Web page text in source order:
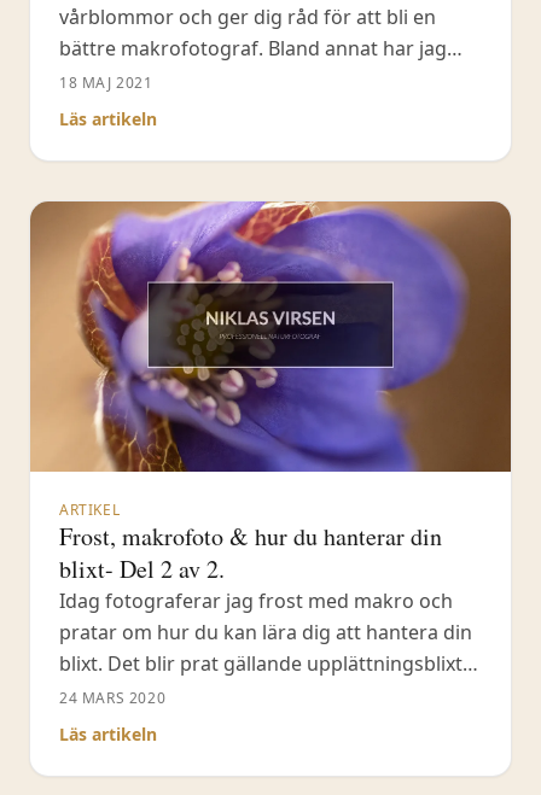
vårblommor och ger dig råd för att bli en
bättre makrofotograf. Bland annat har jag
med mig foliepapper och en ficklampa med
mig ut i fält för att skapa artificiellt ljus när
fotograferar makro
18 MAJ 2021
Läs artikeln
ARTIKEL
Frost, makrofoto & hur du hanterar din
blixt- Del 2 av 2.
Idag fotograferar jag frost med makro och
pratar om hur du kan lära dig att hantera din
blixt. Det blir prat gällande upplättningsblixt
och vad du ska tänka på när du inhandlar en
blixt. När det kommer till blixten visar jag upp
24 MARS 2020
Läs artikeln